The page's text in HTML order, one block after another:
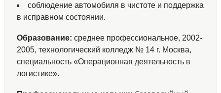
соблюдение автомобиля в чистоте и поддержка
в исправном состоянии.
Образование: среднее профессиональное, 2002-
2005, технологический колледж № 14 г. Москва,
специальность «Операционная деятельность в
логистике».